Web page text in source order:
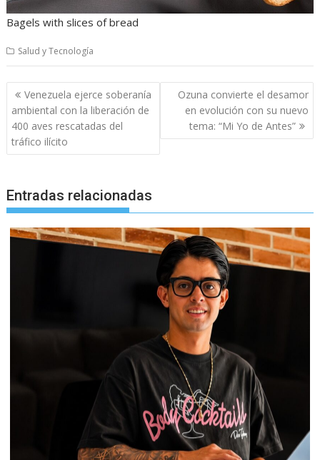
Bagels with slices of bread
Salud y Tecnología
Navegación
de
entradas
Venezuela ejerce soberanía
ambiental con la liberación de
400 aves rescatadas del
tráfico ilícito
Ozuna convierte el desamor
en evolución con su nuevo
tema: “Mi Yo de Antes”
Entradas relacionadas